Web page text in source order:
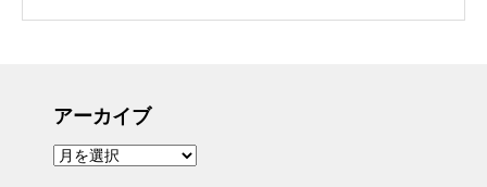
アーカイブ
ア
ー